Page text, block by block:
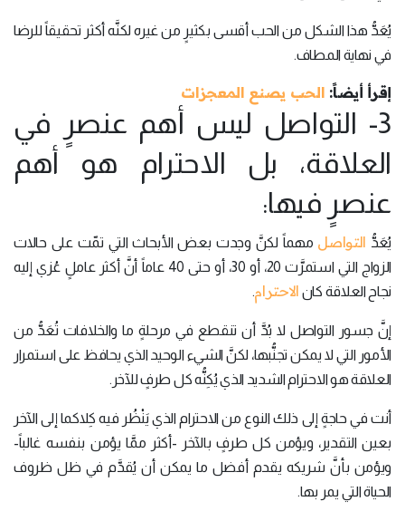
يُعَدُّ هذا الشكل من الحب أقسى بكثيرٍ من غيره لكنَّه أكثر تحقيقاً للرضا
في نهاية المطاف.
إقرأ أيضاً: الحب يصنع المعجزات
3- التواصل ليس أهم عنصرٍ في
العلاقة، بل الاحترام هو أهم
عنصرٍ فيها:
يُعَدُّ التواصل مهماً لكنَّ وجدت بعض الأبحاث التي تمّت على حالات
الزواج التي استمرَّت 20، أو 30، أو حتى 40 عاماً أنَّ أكثر عاملٍ عُزي إليه
نجاح العلاقة كان الاحترام.
إنَّ جسور التواصل لا بُدَّ أن تنقطع في مرحلةٍ ما والخلافات تُعَدُّ من
الأمور التي لا يمكن تجنُّبها، لكنَّ الشيء الوحيد الذي يحافظ على استمرار
العلاقة هو الاحترام الشديد الذي يُكِنُّه كل طرفٍ للآخر.
أنت في حاجةٍ إلى ذلك النوع من الاحترام الذي يَنْظُر فيه كِلاكما إلى الآخر
بعين التقدير، ويؤمن كل طرفٍ بالآخر -أكثر ممَّا يؤمن بنفسه غالباً-
ويؤمن بأنَّ شريكه يقدم أفضل ما يمكن أن يُقدَّم في ظل ظروف
الحياة التي يمر بها.